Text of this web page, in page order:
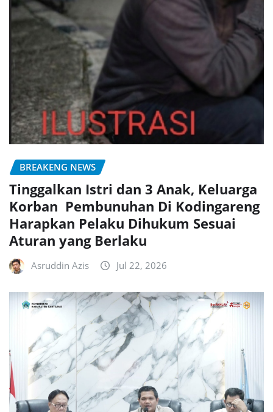
BREAKENG NEWS
Tinggalkan Istri dan 3 Anak, Keluarga
Korban Pembunuhan Di Kodingareng
Harapkan Pelaku Dihukum Sesuai
Aturan yang Berlaku
Asruddin Azis Jul 22, 2026